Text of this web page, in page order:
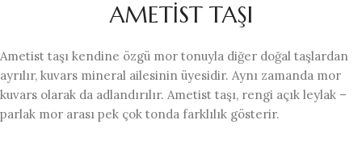
AMETİST TAŞI
Ametist taşı kendine özgü mor tonuyla diğer doğal taşlardan
ayrılır, kuvars mineral ailesinin üyesidir. Aynı zamanda mor
kuvars olarak da adlandırılır. Ametist taşı, rengi açık leylak –
parlak mor arası pek çok tonda farklılık gösterir.